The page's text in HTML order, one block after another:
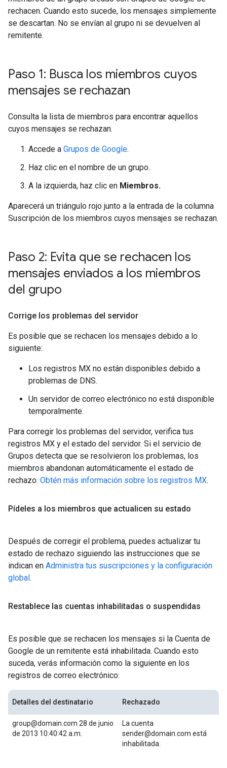
rechacen. Cuando esto sucede, los mensajes simplemente
se descartan. No se envían al grupo ni se devuelven al
remitente.
Paso 1: Busca los miembros cuyos
mensajes se rechazan
Consulta la lista de miembros para encontrar aquellos
cuyos mensajes se rechazan.
Accede a Grupos de Google.
Haz clic en el nombre de un grupo.
A la izquierda, haz clic en Miembros.
Aparecerá un triángulo rojo junto a la entrada de la columna
Suscripción de los miembros cuyos mensajes se rechazan.
Paso 2: Evita que se rechacen los
mensajes enviados a los miembros
del grupo
Corrige los problemas del servidor
Es posible que se rechacen los mensajes debido a lo
siguiente:
Los registros MX no están disponibles debido a
problemas de DNS.
Un servidor de correo electrónico no está disponible
temporalmente.
Para corregir los problemas del servidor, verifica tus
registros MX y el estado del servidor. Si el servicio de
Grupos detecta que se resolvieron los problemas, los
miembros abandonan automáticamente el estado de
rechazo. Obtén más información sobre los registros MX.
Pídeles a los miembros que actualicen su estado
Después de corregir el problema, puedes actualizar tu
estado de rechazo siguiendo las instrucciones que se
indican en Administra tus suscripciones y la configuración
global.
Restablece las cuentas inhabilitadas o suspendidas
Es posible que se rechacen los mensajes si la Cuenta de
Google de un remitente está inhabilitada. Cuando esto
suceda, verás información como la siguiente en los
registros de correo electrónico:
Detalles del destinatario Rechazado
group@domain.com 28 de junio
de 2013 10:40:42 a.m.
La cuenta
sender@domain.com está
inhabilitada.